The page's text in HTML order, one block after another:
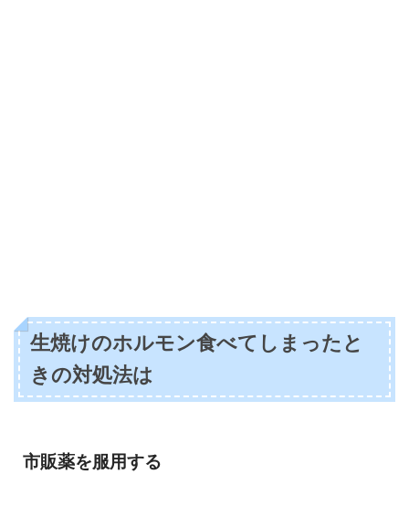
生焼けのホルモン食べてしまったと
きの対処法は
市販薬を服用する